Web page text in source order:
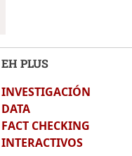
EH PLUS
INVESTIGACIÓN
DATA
FACT CHECKING
INTERACTIVOS